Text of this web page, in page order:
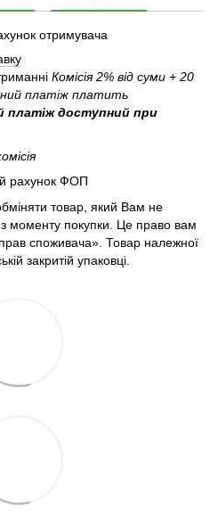
отримувача
Комісія 2% від суми + 20
платіж платить
платіж доступний при
рахунок ФОП
товар, який Вам не
з моменту покупки. Це право вам
споживача». Товар належної
закритій упаковці.